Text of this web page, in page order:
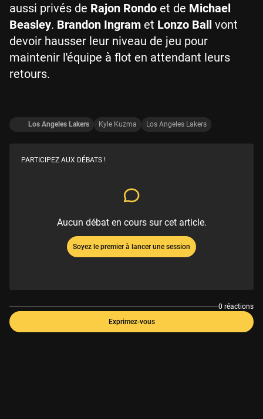
aussi privés de Rajon Rondo et de Michael
Beasley. Brandon Ingram et Lonzo Ball vont
devoir hausser leur niveau de jeu pour
maintenir l'équipe à flot en attendant leurs
retours.
Los Angeles Lakers Kyle Kuzma Los Angeles Lakers
PARTICIPEZ AUX DÉBATS !
Aucun débat en cours sur cet article.
Soyez le premier à lancer une session
0 réactions
Exprimez-vous